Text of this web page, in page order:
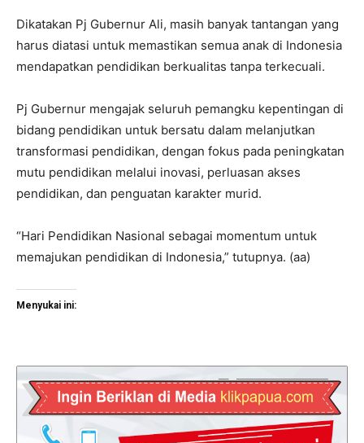
Dikatakan Pj Gubernur Ali, masih banyak tantangan yang
harus diatasi untuk memastikan semua anak di Indonesia
mendapatkan pendidikan berkualitas tanpa terkecuali.
Pj Gubernur mengajak seluruh pemangku kepentingan di
bidang pendidikan untuk bersatu dalam melanjutkan
transformasi pendidikan, dengan fokus pada peningkatan
mutu pendidikan melalui inovasi, perluasan akses
pendidikan, dan penguatan karakter murid.
“Hari Pendidikan Nasional sebagai momentum untuk
memajukan pendidikan di Indonesia,” tutupnya. (aa)
Menyukai ini: